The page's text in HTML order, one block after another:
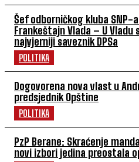
Šef odborničkog kluba SNP-
Frankeštajn Vlada – U
najvjerniji saveznik DPSa
POLITIKA
Dogovorena nova vlast u
predsjednik Opštine
POLITIKA
PzP Berane: Skraćenje
novi izbori jedina preostala